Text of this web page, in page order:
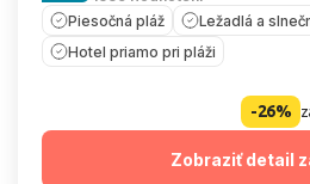
Piesočná pláž
Ležadlá a
Hotel priamo pri pláži
-26%
Zobraziť detail